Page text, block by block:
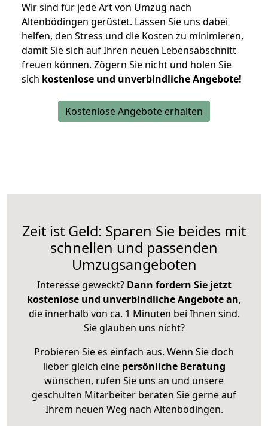
Wir sind für jede Art von Umzug nach
Altenbödingen gerüstet. Lassen Sie uns dabei
helfen, den Stress und die Kosten zu minimieren,
damit Sie sich auf Ihren neuen Lebensabschnitt
freuen können. Zögern Sie nicht und holen Sie
sich kostenlose und unverbindliche Angebote!
Kostenlose Angebote erhalten
Zeit ist Geld: Sparen Sie beides mit
schnellen und passenden
Umzugsangeboten
Interesse geweckt? Dann fordern Sie jetzt
kostenlose und unverbindliche Angebote an,
die innerhalb von ca. 1 Minuten bei Ihnen sind.
Sie glauben uns nicht?
Probieren Sie es einfach aus. Wenn Sie doch
lieber gleich eine persönliche Beratung
wünschen, rufen Sie uns an und unsere
geschulten Mitarbeiter beraten Sie gerne auf
Ihrem neuen Weg nach Altenbödingen.